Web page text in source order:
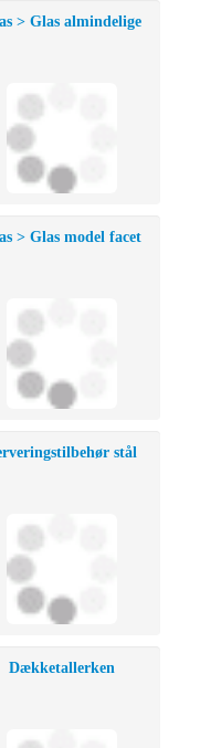
> Glas almindelige
> Glas model facet
stål
Dækketallerken